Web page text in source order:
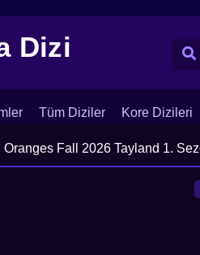
Dizi
Tüm Diziler Kore Dizileri
Dizi Arşivi
Oranges Fall 2026 Tayland 1.